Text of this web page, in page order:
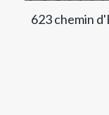
623 chemin